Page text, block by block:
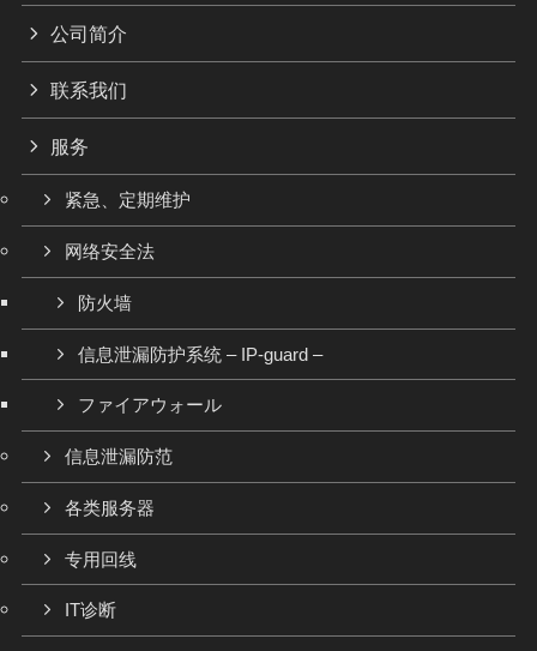
公司简介
联系我们
服务
紧急、定期维护
网络安全法
防火墙
信息泄漏防护系统 – IP-guard –
ファイアウォール
信息泄漏防范
各类服务器
专用回线
IT诊断